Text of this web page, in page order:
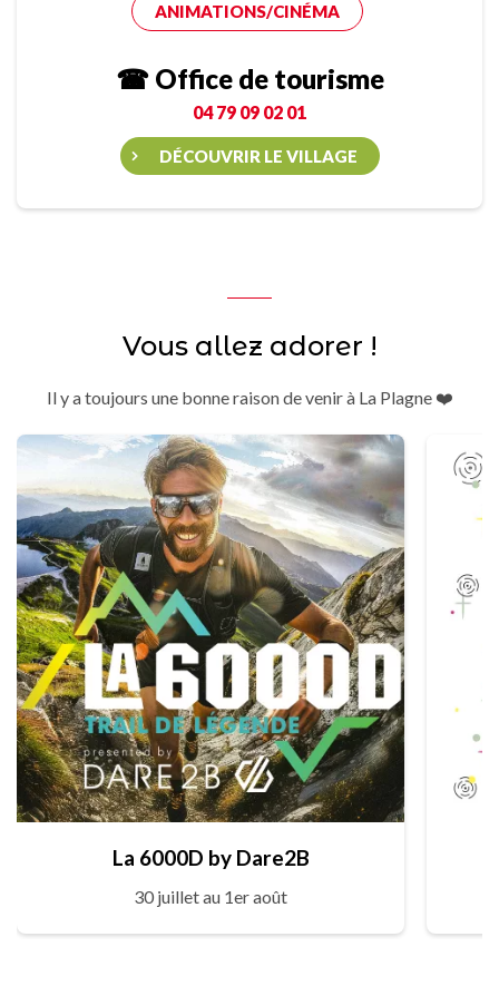
ANIMATIONS/CINÉMA
☎ Office de tourisme
04 79 09 02 01
DÉCOUVRIR LE VILLAGE
Vous allez adorer !
Il y a toujours une bonne raison de venir à La Plagne ❤️
La 6000D by Dare2B
30 juillet au 1er août